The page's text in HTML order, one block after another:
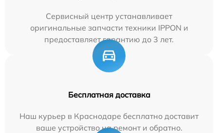
Сервисный центр устанавливает
оригинальные запчасти техники IPPON и
предоставляет гарантию до 3 лет.
Бесплатная доставка
Наш курьер в Краснодаре бесплатно доставит
ваше устройство на ремонт и обратно.